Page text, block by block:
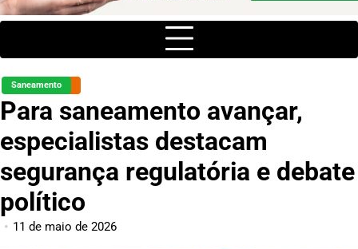
Saneamento
Para saneamento avançar,
especialistas destacam
segurança regulatória e debate
político
11 de maio de 2026